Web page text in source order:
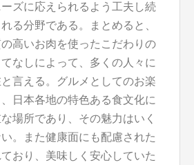
ズに応えられるよう工夫し続
る分野である。まとめると、
高いお肉を使ったこだわりの
なしによって、多くの人々に
言える。グルメとしてのお楽
日本各地の特色ある食文化に
場所であり、その魅力はいく
。また健康面にも配慮された
おり、美味しく安心していた